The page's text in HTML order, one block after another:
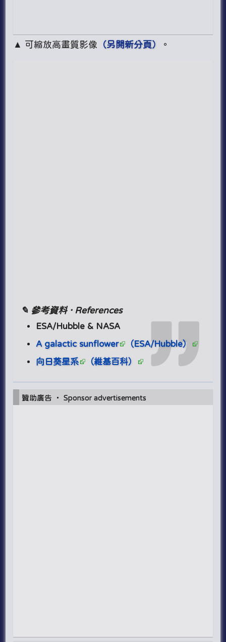
▲ 可縮放高畫質影像 （另開新分頁） 。
✎ 參考資料 · References
ESA/Hubble & NASA
A galactic sunflower （ESA/Hubble）
向日葵星系 （維基百科）
贊助廣告 ‧ Sponsor advertisements